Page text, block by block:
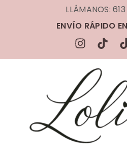
LLÁMANOS:
ENVÍO RÁPIDO